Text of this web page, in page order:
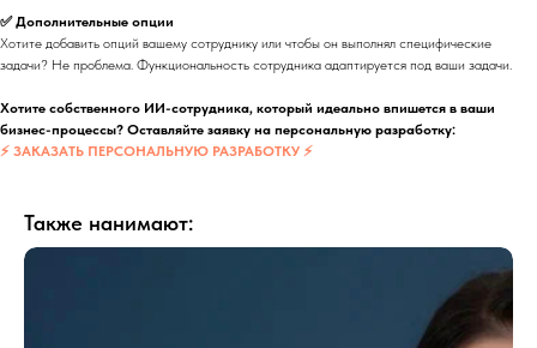
✅ Дополнительные опции
Хотите добавить опций вашему сотруднику или чтобы он выполнял специфические
задачи? Не проблема. Функциональность сотрудника адаптируется под ваши задачи.
Хотите собственного ИИ-сотрудника, который идеально впишется в ваши
бизнес-процессы? Оставляйте заявку на персональную разработку:
⚡ ЗАКАЗАТЬ ПЕРСОНАЛЬНУЮ РАЗРАБОТКУ ⚡
Также нанимают: